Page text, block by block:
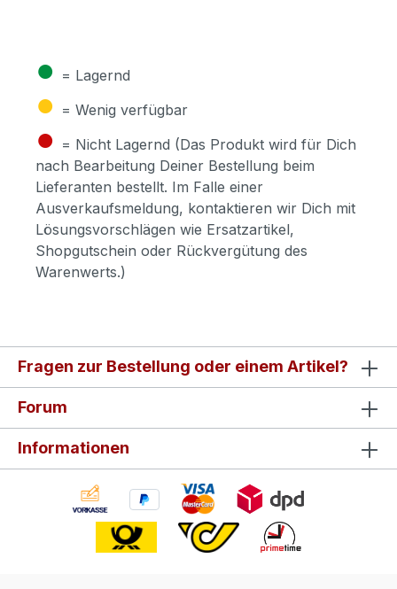
● = Lagernd
● = Wenig verfügbar
● = Nicht Lagernd (Das Produkt wird für Dich
nach Bearbeitung Deiner Bestellung beim
Lieferanten bestellt. Im Falle einer
Ausverkaufsmeldung, kontaktieren wir Dich mit
Lösungsvorschlägen wie Ersatzartikel,
Shopgutschein oder Rückvergütung des
Warenwerts.)
Fragen zur Bestellung oder einem Artikel?
Forum
Informationen